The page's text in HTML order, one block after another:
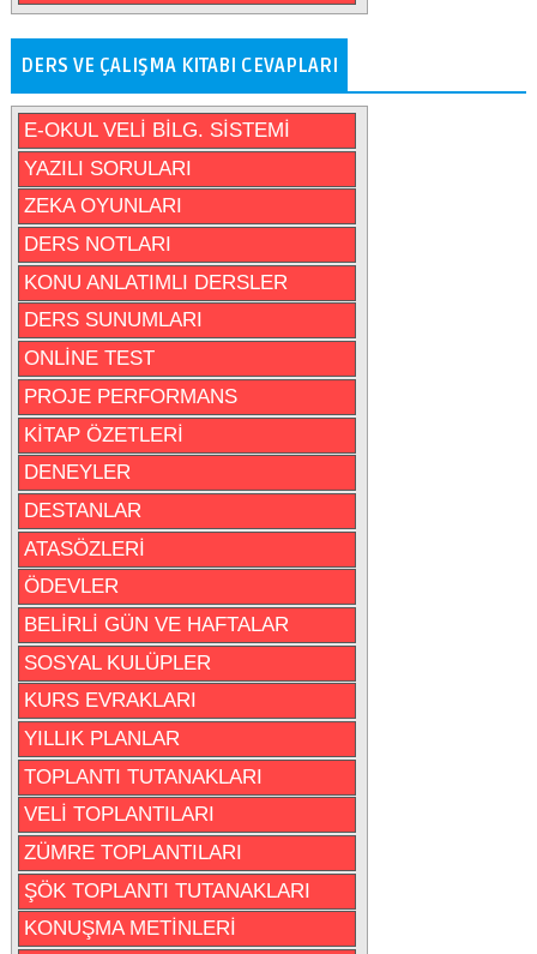
DERS VE ÇALIŞMA KITABI CEVAPLARI
E-OKUL VELİ BİLG. SİSTEMİ
YAZILI SORULARI
ZEKA OYUNLARI
DERS NOTLARI
KONU ANLATIMLI DERSLER
DERS SUNUMLARI
ONLİNE TEST
PROJE PERFORMANS
KİTAP ÖZETLERİ
DENEYLER
DESTANLAR
ATASÖZLERİ
ÖDEVLER
BELİRLİ GÜN VE HAFTALAR
SOSYAL KULÜPLER
KURS EVRAKLARI
YILLIK PLANLAR
TOPLANTI TUTANAKLARI
VELİ TOPLANTILARI
ZÜMRE TOPLANTILARI
ŞÖK TOPLANTI TUTANAKLARI
KONUŞMA METİNLERİ